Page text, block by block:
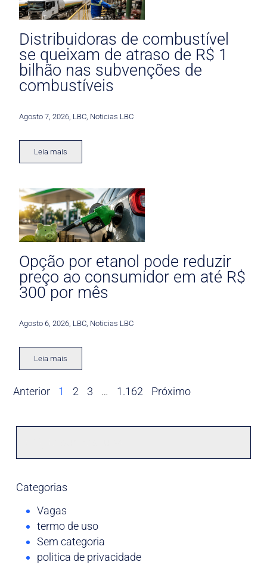
Distribuidoras de combustível
se queixam de atraso de R$ 1
bilhão nas subvenções de
combustíveis
Agosto 7, 2026 LBC Noticias LBC
Leia mais
Opção por etanol pode reduzir
preço ao consumidor em até R$
300 por mês
Agosto 6, 2026 LBC Noticias LBC
Leia mais
Anterior 1 2 3 … 1.162 Próximo
Categorias
Vagas
termo de uso
Sem categoria
politica de privacidade